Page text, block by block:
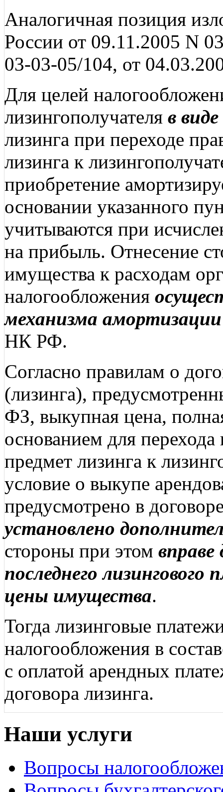
Аналогичная позиция
России от 09.11.2005 N
03-03-05/104, от
Для целей
лизингополучателя в
лизинга при переходе
лизинга к
приобретение
основании указанного
учитываются при
на прибыль. Отнесение
имущества к расходам
налогообложения
механизма амортизации
НК РФ.
Согласно правилам о
(лизинга),
ФЗ, выкупная цена,
основанием для перехода
предмет лизинга к
условие о выкупе
предусмотрено в
установлено
стороны при этом вправе
последнего
цены имущества.
Тогда лизинговые
налогообложения в
с оплатой арендных
договора лизинга.
Наши услуги
Вопросы